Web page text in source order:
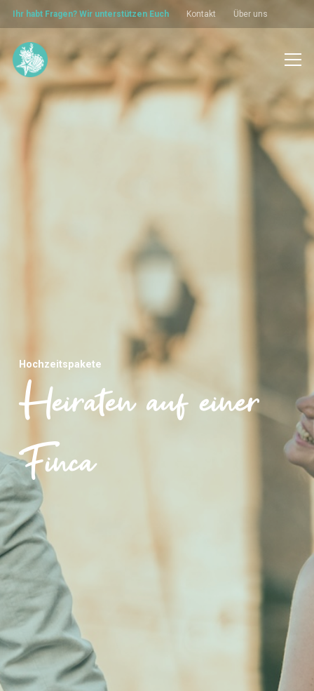
Ihr habt Fragen? Wir unterstützen Euch Kontakt Über uns
Hochzeitspakete
Heiraten auf einer
Finca